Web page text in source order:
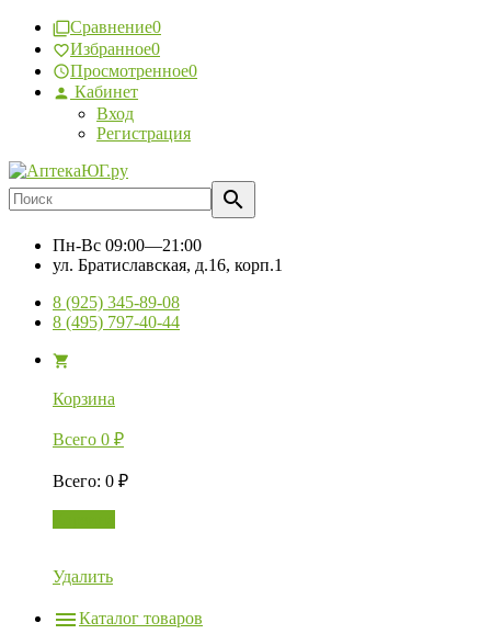
Сравнение0
Избранное0
Просмотренное0
Кабинет
Вход
Регистрация
Пн-Вс 09:00—21:00
ул. Братиславская, д.16, корп.1
8 (925) 345-89-08
8 (495) 797-40-44
Корзина
Всего 0 ₽
Всего: 0 ₽
Удалить
Каталог товаров